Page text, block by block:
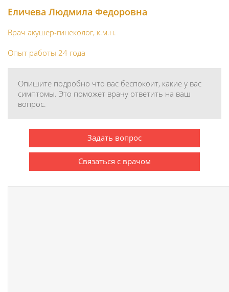
Еличева Людмила Федоровна
Врач акушер-гинеколог, к.м.н.
Опыт работы 24 года
Опишите подробно что вас беспокоит, какие у вас
симптомы. Это поможет врачу ответить на ваш
вопрос.
Задать вопрос
Связаться с врачом